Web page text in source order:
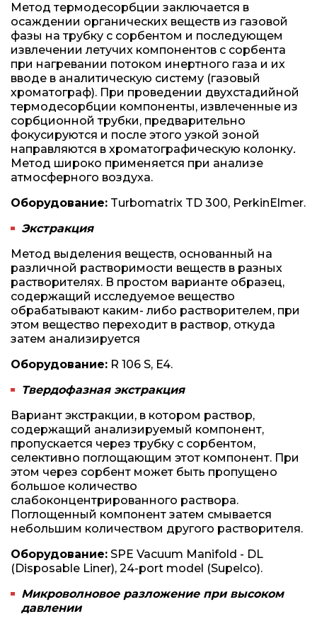
Метод термодесорбции заключается в
осаждении органических веществ из газовой
фазы на трубку с сорбентом и последующем
извлечении летучих компонентов с сорбента
при нагревании потоком инертного газа и их
вводе в аналитическую систему (газовый
хроматограф). При проведении двухстадийной
термодесорбции компоненты, извлеченные из
сорбционной трубки, предварительно
фокусируются и после этого узкой зоной
направляются в хроматографическую колонку.
Метод широко применяется при анализе
атмосферного воздуха.
Оборудование: Turbomatrix TD 300, PerkinElmer.
Экстракция
Метод выделения веществ, основанный на
различной растворимости веществ в разных
растворителях. В простом варианте образец,
содержащий исследуемое вещество
обрабатывают каким- либо растворителем, при
этом вещество переходит в раствор, откуда
затем анализируется
Оборудование: R 106 S, E4.
Твердофазная экстракция
Вариант экстракции, в котором раствор,
содержащий анализируемый компонент,
пропускается через трубку с сорбентом,
селективно поглощающим этот компонент. При
этом через сорбент может быть пропущено
большое количество
слабоконцентрированного раствора.
Поглощенный компонент затем смывается
небольшим количеством другого растворителя.
Оборудование: SPE Vacuum Manifold - DL
(Disposable Liner), 24-port model (Supelco).
Микроволновое разложение при высоком
давлении